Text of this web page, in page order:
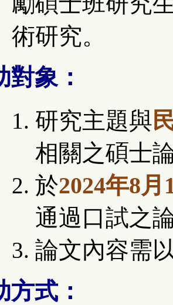
術研究。
對象：
研究主題與
相關之碩士
於2024年8月
通過口試之
論文內容需
方式：